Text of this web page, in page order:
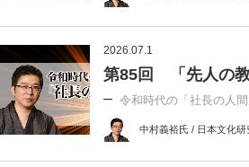
2026.07.1
第85回 「先人の
令和時代の「社長の人間
中村義裕氏 / 日本文化